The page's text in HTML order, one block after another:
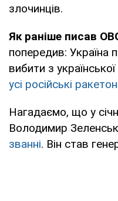
злочинців.
Як раніше писав
попередив:
вибити з
усі російські
Нагадаємо, що у
Володимир
званні. Він став